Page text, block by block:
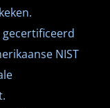
NIST